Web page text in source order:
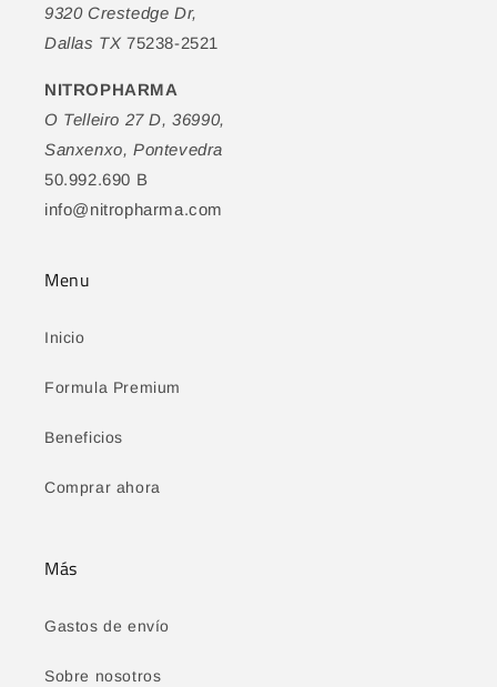
9320 Crestedge Dr,
Dallas TX 75238-2521
NITROPHARMA
O Telleiro 27 D, 36990,
Sanxenxo, Pontevedra
50.992.690 B
info@nitropharma.com
Menu
Inicio
Formula Premium
Beneficios
Comprar ahora
Más
Gastos de envío
Sobre nosotros